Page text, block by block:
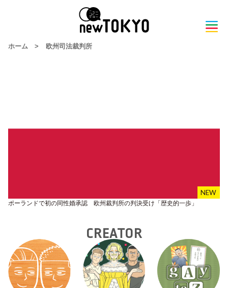
ホーム > 欧州司法裁判所
ポーランドで初の同性婚承認 欧州裁判所の判決受け「歴史的一歩」
CREATOR